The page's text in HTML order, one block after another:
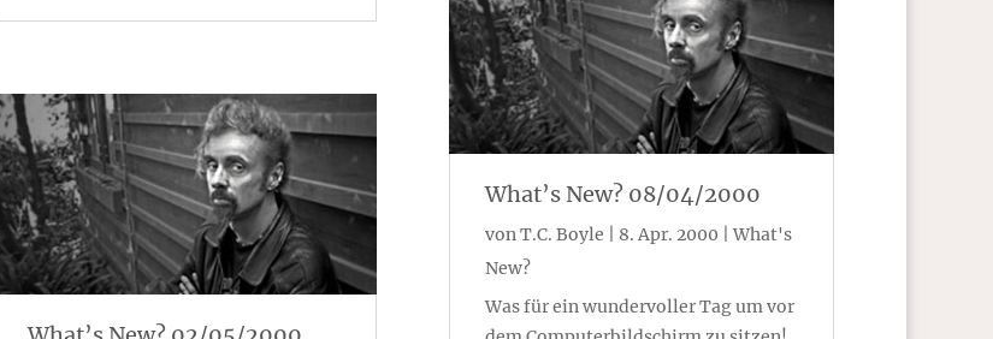
What’s New? 08/04/2000
vonT.C. Boyle 8. Apr. 2000 |What's
New?
Was für ein wundervoller Tag um vor